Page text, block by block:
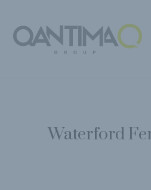
Waterford